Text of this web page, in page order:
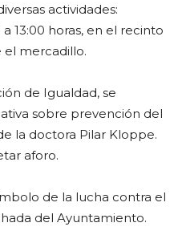
actividades:
a 13:00 horas, en el recinto
el mercadillo.
de Igualdad, se
sobre prevención del
la doctora Pilar Kloppe.
aforo.
de la lucha contra el
del Ayuntamiento.